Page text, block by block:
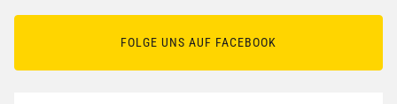
FOLGE UNS AUF FACEBOOK